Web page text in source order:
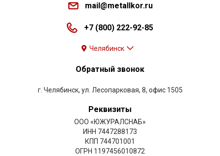
mail@metallkor.ru
+7 (800) 222-92-85
Челябинск
Обратный звонок
г. Челябинск, ул. Лесопарковая, 8, офис 1505
Реквизиты
ООО «ЮЖУРАЛСНАБ»
ИНН 7447288173
КПП 744701001
ОГРН 1197456010872